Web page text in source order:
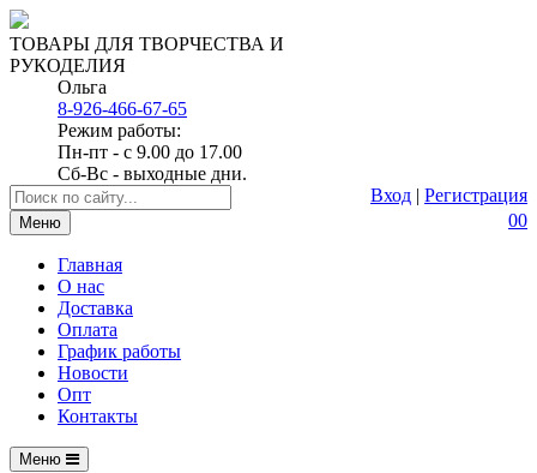
ТОВАРЫ ДЛЯ ТВОРЧЕСТВА И
РУКОДЕЛИЯ
Ольга
8-926-466-67-65
Режим работы:
Пн-пт - с 9.00 до 17.00
Сб-Вс - выходные дни.
Вход | Регистрация
0
0
Меню
Главная
О нас
Доставка
Оплата
График работы
Новости
Опт
Контакты
Меню